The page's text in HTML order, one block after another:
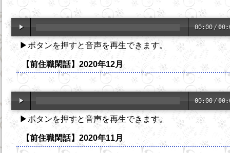
00:00 /
▶ボタンを押すと音声を再生できます。
【前住職閑話】2020年12月
00:00 /
▶ボタンを押すと音声を再生できます。
【前住職閑話】2020年11月